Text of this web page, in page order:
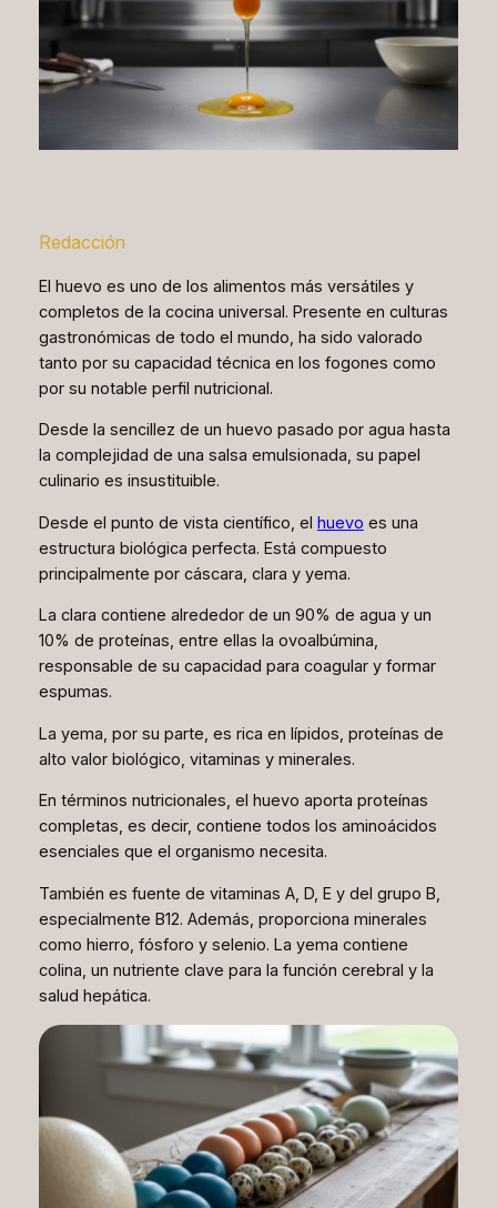
Redacción
El huevo es uno de los alimentos más versátiles y
completos de la cocina universal. Presente en culturas
gastronómicas de todo el mundo, ha sido valorado
tanto por su capacidad técnica en los fogones como
por su notable perfil nutricional.
Desde la sencillez de un huevo pasado por agua hasta
la complejidad de una salsa emulsionada, su papel
culinario es insustituible.
Desde el punto de vista científico, el huevo es una
estructura biológica perfecta. Está compuesto
principalmente por cáscara, clara y yema.
La clara contiene alrededor de un 90% de agua y un
10% de proteínas, entre ellas la ovoalbúmina,
responsable de su capacidad para coagular y formar
espumas.
La yema, por su parte, es rica en lípidos, proteínas de
alto valor biológico, vitaminas y minerales.
En términos nutricionales, el huevo aporta proteínas
completas, es decir, contiene todos los aminoácidos
esenciales que el organismo necesita.
También es fuente de vitaminas A, D, E y del grupo B,
especialmente B12. Además, proporciona minerales
como hierro, fósforo y selenio. La yema contiene
colina, un nutriente clave para la función cerebral y la
salud hepática.